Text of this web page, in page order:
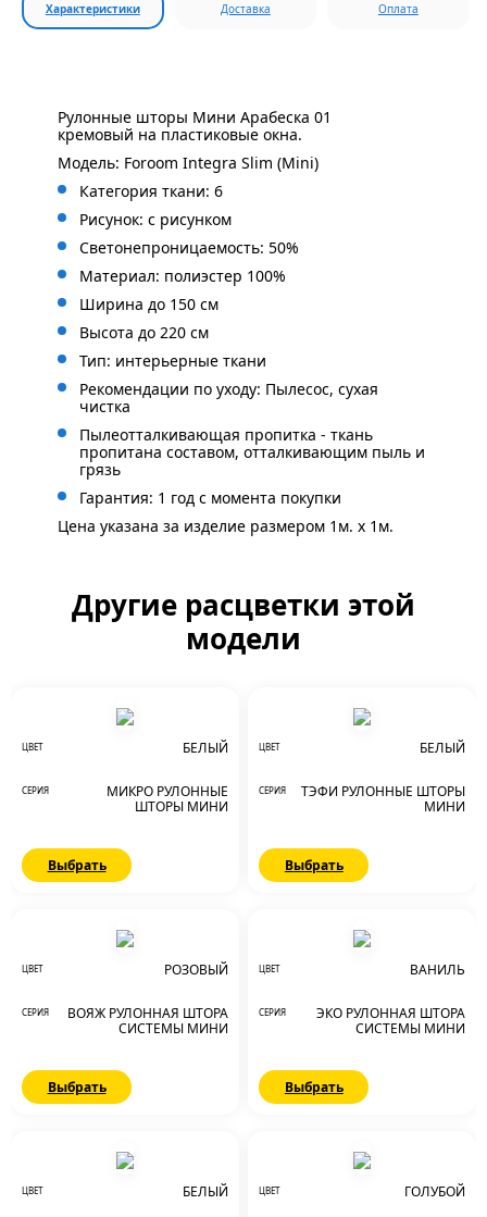
Характеристики Доставка Оплата
Рулонные шторы Мини Арабеска 01
кремовый на пластиковые окна.
Модель: Foroom Integra Slim (Mini)
Категория ткани: 6
Рисунок: с рисунком
Светонепроницаемость: 50%
Материал: полиэстер 100%
Ширина до 150 см
Высота до 220 см
Тип: интерьерные ткани
Рекомендации по уходу: Пылесос, сухая
чистка
Пылеотталкивающая пропитка - ткань
пропитана составом, отталкивающим пыль и
грязь
Гарантия: 1 год с момента покупки
Цена указана за изделие размером 1м. x 1м.
Другие расцветки этой
модели
ЦВЕТ БЕЛЫЙ
СЕРИЯ
МИКРО РУЛОННЫЕ
ШТОРЫ МИНИ
Выбрать
ЦВЕТ БЕЛЫЙ
СЕРИЯ
ТЭФИ РУЛОННЫЕ ШТОРЫ
МИНИ
Выбрать
ЦВЕТ РОЗОВЫЙ
СЕРИЯ
ВОЯЖ РУЛОННАЯ ШТОРА
СИСТЕМЫ МИНИ
Выбрать
ЦВЕТ ВАНИЛЬ
СЕРИЯ
ЭКО РУЛОННАЯ ШТОРА
СИСТЕМЫ МИНИ
Выбрать
ЦВЕТ БЕЛЫЙ ЦВЕТ ГОЛУБОЙ